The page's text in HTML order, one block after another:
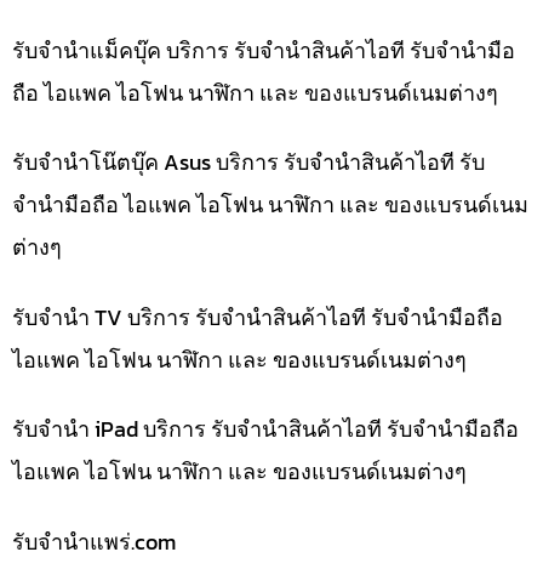
รับจำนำแม็คบุ๊ค บริการ รับจำนำสินค้าไอที รับจำนำมือ
ถือ ไอแพค ไอโฟน นาฬิกา และ ของแบรนด์เนมต่างๆ
รับจำนำโน๊ตบุ๊ค Asus บริการ รับจำนำสินค้าไอที รับ
จำนำมือถือ ไอแพค ไอโฟน นาฬิกา และ ของแบรนด์เนม
ต่างๆ
รับจำนำ TV บริการ รับจำนำสินค้าไอที รับจำนำมือถือ
ไอแพค ไอโฟน นาฬิกา และ ของแบรนด์เนมต่างๆ
รับจำนำ iPad บริการ รับจำนำสินค้าไอที รับจำนำมือถือ
ไอแพค ไอโฟน นาฬิกา และ ของแบรนด์เนมต่างๆ
รับจํานําแพร่.com